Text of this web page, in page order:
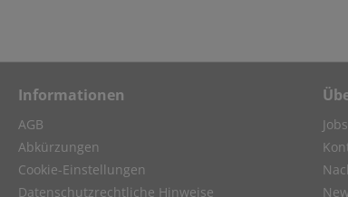
Informationen
AGB
Abkürzungen
Cookie-Einstellungen
Datenschutzrechtliche Hinweise
Jobs